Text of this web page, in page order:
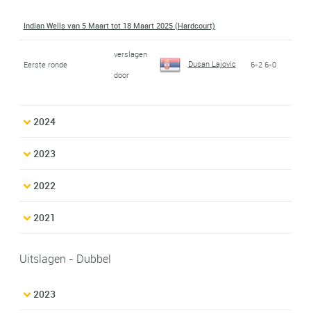
Indian Wells van 5 Maart tot 18 Maart 2025 (Hardcourt)
Eerste ronde
verslagen
door
Dusan Lajovic 6-2 6-0
2024
2023
2022
2021
Uitslagen - Dubbel
2023